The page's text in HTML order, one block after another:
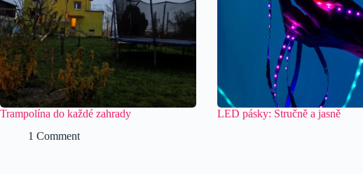
Trampolína do každé zahrady
1 Comment
LED pásky: Stručně a jasně